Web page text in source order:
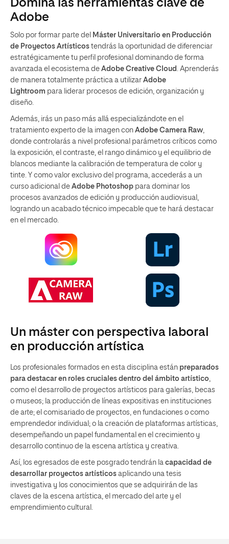
Domina las herramientas clave de
Adobe
Solo por formar parte del Máster Universitario en Producción
de Proyectos Artísticos tendrás la oportunidad de diferenciar
estratégicamente tu perfil profesional dominando de forma
avanzada el ecosistema de Adobe Creative Cloud . Aprenderás
de manera totalmente práctica a utilizar Adobe
Lightroom para liderar procesos de edición, organización y
diseño.
Además, irás un paso más allá especializándote en el
tratamiento experto de la imagen con Adobe Camera Raw,
donde controlarás a nivel profesional parámetros críticos como
la exposición, el contraste, el rango dinámico y el equilibrio de
blancos mediante la calibración de temperatura de color y
tinte. Y como valor exclusivo del programa, accederás a un
curso adicional de Adobe Photoshop para dominar los
procesos avanzados de edición y producción audiovisual,
logrando un acabado técnico impecable que te hará destacar
en el mercado.
Un máster con perspectiva laboral
en producción artística
Los profesionales formados en esta disciplina están preparados
para destacar en roles cruciales dentro del ámbito artístico,
como el desarrollo de proyectos artísticos para galerías, becas
o museos; la producción de líneas expositivas en instituciones
de arte; el comisariado de proyectos, en fundaciones o como
emprendedor individual; o la creación de plataformas artísticas,
desempeñando un papel fundamental en el crecimiento y
desarrollo continuo de la escena artística y creativa.
Así, los egresados de este posgrado tendrán la capacidad de
desarrollar proyectos artísticos aplicando una tesis
investigativa y los conocimientos que se adquirirán de las
claves de la escena artística, el mercado del arte y el
emprendimiento cultural.